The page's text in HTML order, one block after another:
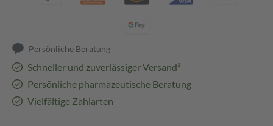
Persönliche Beratung
Schneller und zuverlässiger Versand³
Persönliche pharmazeutische Beratung
Vielfältige Zahlarten